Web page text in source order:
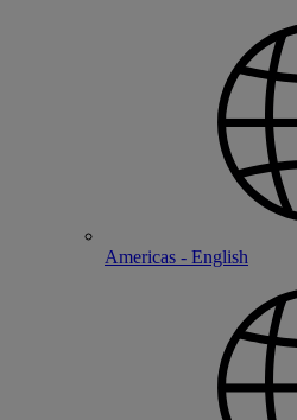
Americas - English